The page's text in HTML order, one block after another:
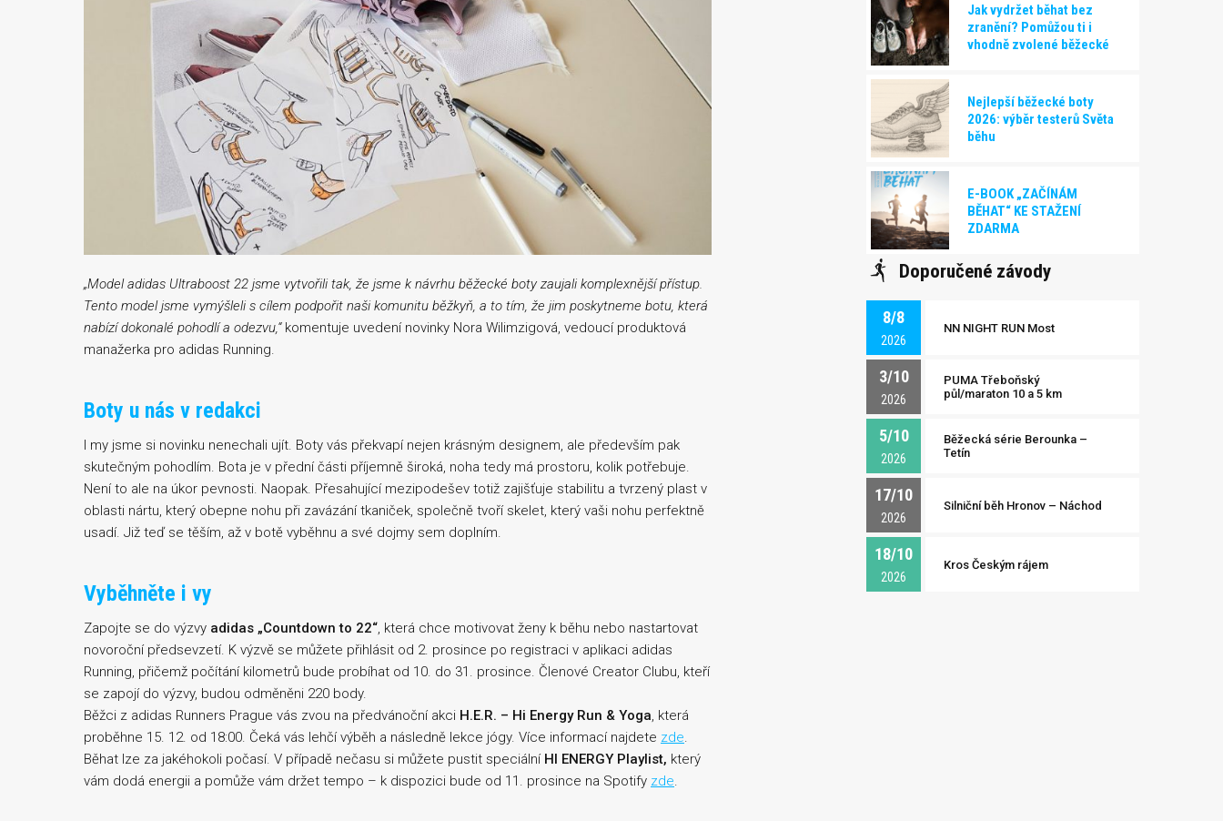
„Model adidas Ultraboost 22 jsme vytvořili tak, že jsme k návrhu běžecké boty zaujali komplexnější přístup.
Tento model jsme vymýšleli s cílem podpořit naši komunitu běžkyň, a to tím, že jim poskytneme botu, která
nabízí dokonalé pohodlí a odezvu,“komentuje uvedení novinky Nora Wilimzigová, vedoucí produktová
manažerka pro adidas Running.
Boty u nás v redakci
I my jsme si novinku nenechali ujít. Boty vás překvapí nejen krásným designem, ale především pak
skutečným pohodlím. Bota je v přední části příjemně široká, noha tedy má prostoru, kolik potřebuje.
Není to ale na úkor pevnosti. Naopak. Přesahující mezipodešev totiž zajišťuje stabilitu a tvrzený plast v
oblasti nártu, který obepne nohu při zavázání tkaniček, společně tvoří skelet, který vaši nohu perfektně
usadí. Již teď se těším, až v botě vyběhnu a své dojmy sem doplním.
Vyběhněte i vy
Zapojte se do výzvy adidas „Countdown to 22“, která chce motivovat ženy k běhu nebo nastartovat
novoroční předsevzetí. K výzvě se můžete přihlásit od 2. prosince po registraci v aplikaci adidas
Running, přičemž počítání kilometrů bude probíhat od 10. do 31. prosince. Členové Creator Clubu, kteří
se zapojí do výzvy, budou odměněni 220 body.
Běžci z adidas Runners Prague vás zvou na předvánoční akci H.E.R. – Hi Energy Run & Yoga, která
proběhne 15. 12. od 18:00. Čeká vás lehčí výběh a následně lekce jógy. Více informací najdete zde.
Běhat lze za jakéhokoli počasí. V případě nečasu si můžete pustit speciální HI ENERGY Playlist, který
vám dodá energii a pomůže vám držet tempo – k dispozici bude od 11. prosince na Spotify zde.
Jak vydržet běhat bez
zranění? Pomůžou ti i
vhodně zvolené běžecké
Nejlepší běžecké boty
2026: výběr testerů Světa
běhu
E-BOOK „ZAČÍNÁM
BĚHAT“ KE STAŽENÍ
ZDARMA
Doporučené závody
8/8
2026
NN NIGHT RUN Most
3/10
2026
PUMA Třeboňský
půl/maraton 10 a 5 km
5/10
2026
Běžecká série Berounka –
Tetín
17/10
2026
Silniční běh Hronov – Náchod
18/10
2026
Kros Českým rájem